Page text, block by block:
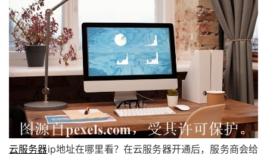
云服务器ip地址在哪里看？在云服务器开通后，服务商会给